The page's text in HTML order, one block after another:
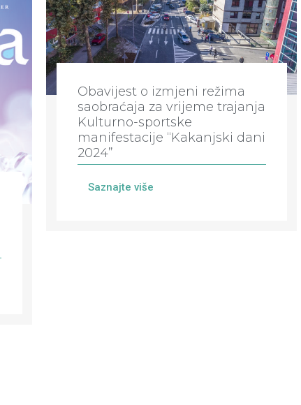
Obavijest o izmjeni režima
saobraćaja za vrijeme trajanja
Kulturno-sportske
manifestacije “Kakanjski dani
2024”
Saznajte više